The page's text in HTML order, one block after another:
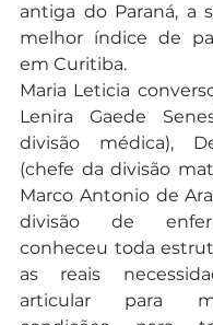
antiga do Paraná, a
melhor índice de
em Curitiba.
Maria Leticia
Lenira Gaede
divisão médica),
(chefe da divisão
Marco Antonio de
divisão de
conheceu toda
as reais
articular para